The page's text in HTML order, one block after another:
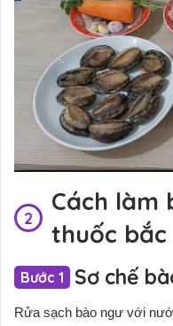
Cách làm
thuốc bắc
Sơ chế
Rửa sạch bào ngư với